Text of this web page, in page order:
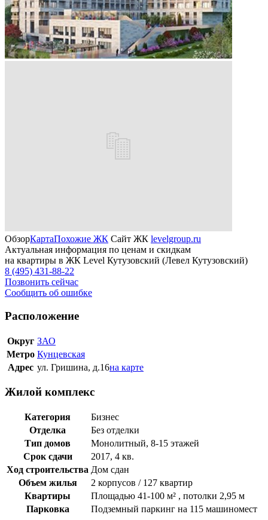
ОбзорКартаПохожие ЖК Сайт ЖК levelgroup.ru
Актуальная информация по ценам и скидкам
на квартиры в ЖК Level Кутузовский (Левел Кутузовский)
8 (495) 431-88-22
Позвонить сейчас
Сообщить об ошибке
Расположение
Округ ЗАО
Метро Кунцевская
Адрес ул. Гришина, д.16на карте
Жилой комплекс
Категория
Бизнес
Отделка
Без отделки
Тип домов
Монолитный, 8-15 этажей
Срок сдачи
2017, 4 кв.
Ход строительства Дом сдан
Объем жилья
2 корпусов / 127 квартир
Квартиры
Площадью 41-100 м² , потолки 2,95 м
Парковка
Подземный паркинг на 115 машиномест